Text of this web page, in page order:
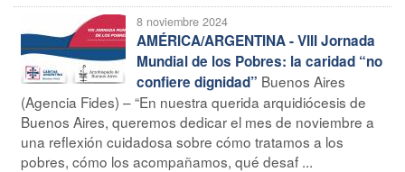
8 noviembre 2024
AMÉRICA/ARGENTINA - VIII Jornada
Mundial de los Pobres: la caridad “no
confiere dignidad” Buenos Aires
(Agencia Fides) – “En nuestra querida arquidiócesis de
Buenos Aires, queremos dedicar el mes de noviembre a
una reflexión cuidadosa sobre cómo tratamos a los
pobres, cómo los acompañamos, qué desaf ...